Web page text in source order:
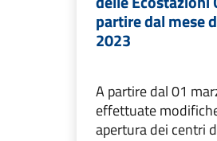
partire dal mese
2023
A partire dal 01
effettuate
apertura dei centri